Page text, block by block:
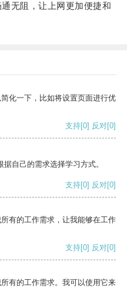
无阻，让上网更加便捷和
化一下，比如将设置页面进行优
支持[0] 反对[0]
自己的需求选择学习方式。
支持[0] 反对[0]
有的工作需求，让我能够在工作
支持[0] 反对[0]
有的工作需求。我可以使用它来